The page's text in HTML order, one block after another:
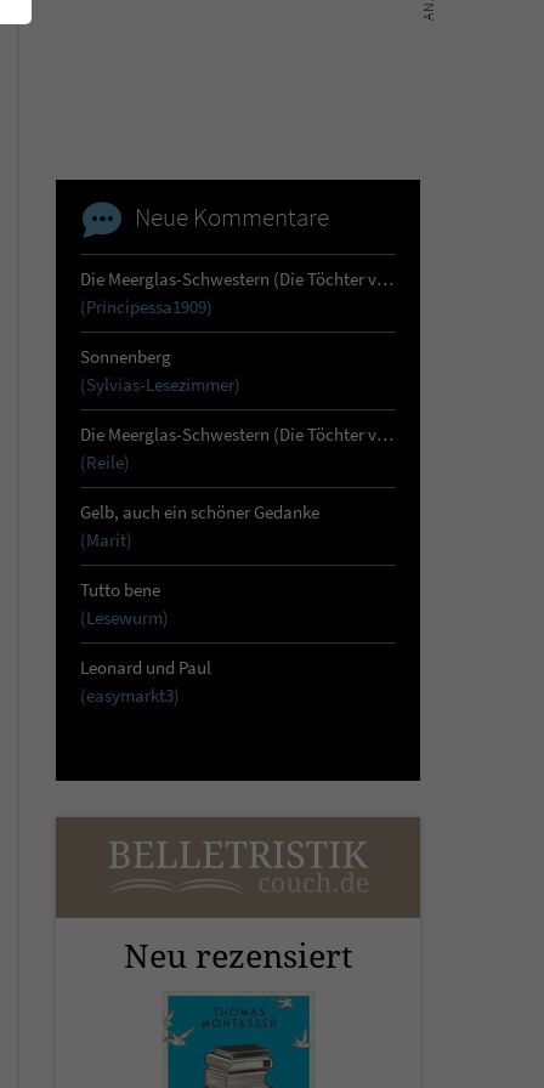
Neue Kommentare
Die Meerglas-Schwestern (Die Töchter von Skara 1)
(Principessa1909)
Sonnenberg
(Sylvias-Lesezimmer)
Die Meerglas-Schwestern (Die Töchter von Skara 1)
(Reile)
Gelb, auch ein schöner Gedanke
(Marit)
Tutto bene
(Lesewurm)
Leonard und Paul
(easymarkt3)
Neu rezensiert